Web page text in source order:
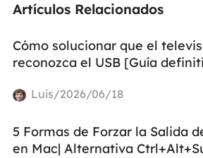
Artículos Relacionados
Cómo solucionar que el
reconozca el USB [Guía
Luis/2026/06/18
5 Formas de Forzar la Salida
en Mac| Alternativa